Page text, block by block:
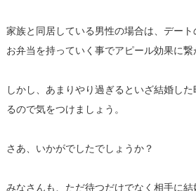
家族と同居している男性の場合は、 デート
お弁当を持っていく事でアピール効果に繋
しかし、 あまりやり過ぎるといざ結婚し
るので気をつけましょう。
さあ、いかがでしたでしょうか？
みなさんも、 ただ待つだけでなく相手に